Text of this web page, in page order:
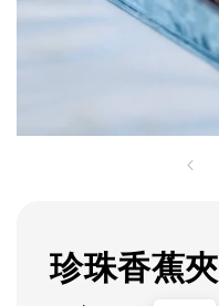
珍珠香蕉夾